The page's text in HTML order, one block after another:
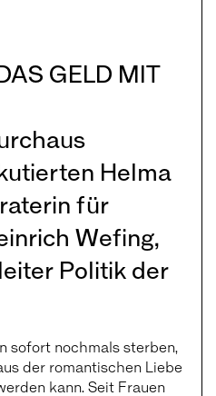
GELD MIT
Helma
für
Wefing,
Politik der
sofort nochmals sterben,
der romantischen Liebe
kann. Seit Frauen